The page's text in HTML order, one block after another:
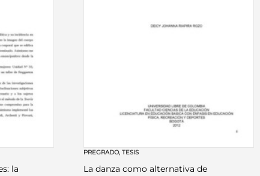
la
PREGRADO, TESIS
La danza como alternativa de